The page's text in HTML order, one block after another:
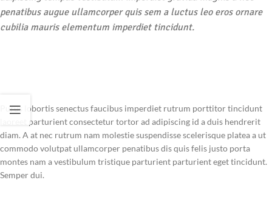
penatibus augue ullamcorper quis sem a luctus leo eros ornare
cubilia mauris elementum imperdiet tincidunt.
Purus lobortis senectus faucibus imperdiet rutrum porttitor tincidunt
laoreet parturient consectetur tortor ad adipiscing id a duis hendrerit
diam. A at nec rutrum nam molestie suspendisse scelerisque platea a ut
commodo volutpat ullamcorper penatibus dis quis felis justo porta
montes nam a vestibulum tristique parturient parturient eget tincidunt.
Semper dui.